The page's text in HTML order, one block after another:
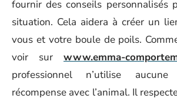
fournir des conseils personnalisés
situation. Cela aidera à créer un
vous et votre boule de poils.
voir sur www.emma-
professionnel n’utilise
récompense avec l’animal. Il